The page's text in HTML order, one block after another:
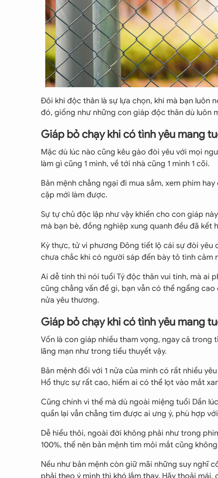
Đôi khi độc thân là sự lựa chọn, khi mà bạn luôn
đó, giống như những con giáp độc thân dù luôn
Giáp bỏ chạy khi có tình yêu mang
Mặc dù lúc nào cũng kêu gào đòi yêu với mọi
làm gì cũng 1 mình, về tới nhà cũng 1 mình 1 cõi.
Bản mệnh chẳng ngại đi mua sắm, xem phim
cặp mới làm được.
Sự tự chủ độc lập như vậy khiến cho con giáp
mà bạn bè, đồng nghiệp xung quanh đều đã
Kỳ thực, tử vi phương Đông tiết lộ cái sự đòi yêu
chưa chắc khi có người sáp đến bày tỏ tình cảm
Ai dễ tính thì nói tuổi Tý độc thân vui tính, mà ai
cũng chẳng vấn đề gì, bạn vẫn có thể ngẩng
nửa yêu thương.
Giáp bỏ chạy khi có tình yêu mang
Vốn là con giáp nhiều tham vọng, ngay cả
lãng mạn như trong tiểu thuyết vậy.
Bản mệnh đối với 1 nửa của mình có rất nhiều
Hổ thực sự rất cao, hiếm ai có thể lọt vào mắt
Cũng chính vì thế mà dù ngoài miệng tuổi Dần
quẩn lại vẫn chẳng tìm được ai ưng ý, phù hợp
Dễ hiểu thôi, ngoài đời không phải như trong
100%, thế nên bản mệnh tìm mỏi mắt cũng
Nếu như bản mệnh còn giữ mãi những suy nghĩ
phải theo ý mình thì khó lắm thay. Hãy thoải